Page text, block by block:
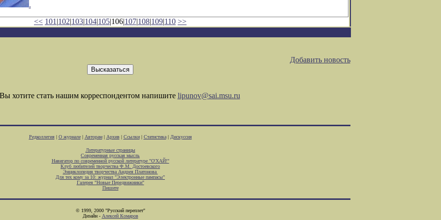
.
<< 101 |102|103|104|105|106|107|108|109|110 >>
Добавить новость
хотите стать нашим корреспондентом напишите lipunov@sai.msu.ru
Редколлегия| О журнале| Авторам| Архив| Ссылки| Статистика| Дискуссия
Литературные страницы
Современная русская мысль
Навигатор по современной русской литературе "О'ХАЙ!"
Клуб любителей творчества Ф.М. Достоевского
Энциклопедия творчества Андрея Платонова
Для тех кому за 10: журнал "Электронные пампасы"
Галерея "Новые Передвижники"
Пишите
© 1999, 2000 "Русский переплет"
Дизайн - Алексей Комаров